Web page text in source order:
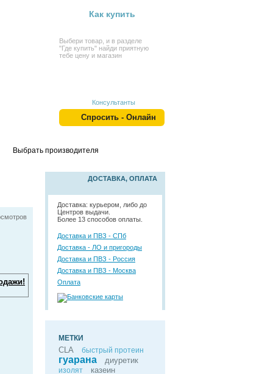
Как купить
Выбери товар, и в разделе
"Где купить" найди приятную
тебе цену и магазин
Консультанты
Спросить - Онлайн
Выбрать производителя
ДОСТАВКА, ОПЛАТА
Доставка: курьером, либо до
Центров выдачи.
Более 13 способов оплаты.
Доставка и ПВЗ - СПб
Доставка - ЛО и пригороды
Доставка и ПВЗ - Россия
Доставка и ПВЗ - Москва
Оплата
МЕТКИ
CLA быстрый протеин
гуарана диуретик
изолят казеин